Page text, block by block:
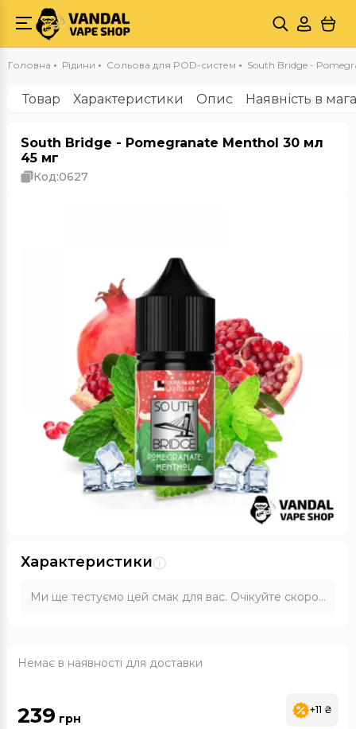
Головна Рідини Сольова для POD-систем South Bridge -
Товар Характеристики Опис Наявність в
South Bridge - Pomegranate Menthol 30 мл
45 мг
Код:0627
Характеристики
Ми ще тестуємо цей смак для вас. Очікуйте скоро...
Немає в наявності для доставки
239 грн
+11 ₴